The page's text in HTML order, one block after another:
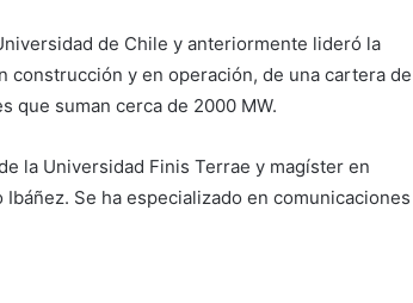
de Chile y anteriormente lideró la
construcción y en operación, de una cartera de
que suman cerca de 2000 MW.
la Universidad Finis Terrae y magíster en
Se ha especializado en comunicaciones